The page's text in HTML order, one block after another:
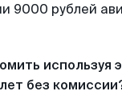
9000 рублей
используя
без